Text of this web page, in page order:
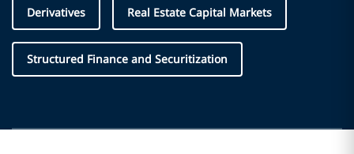
Derivatives Real Estate Capital Markets
Structured Finance and Securitization